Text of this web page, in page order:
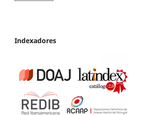
Indexadores